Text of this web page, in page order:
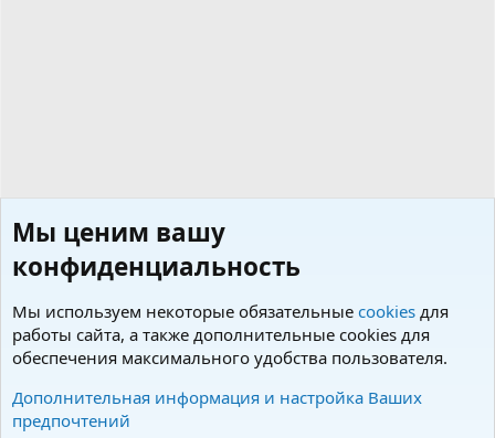
Ветеринарные вопросы и здоровье
Cookies Charm by DCom
Мы ценим вашу
конфиденциальность
Мы используем некоторые обязательные cookies для
работы сайта, а также дополнительные cookies для
обеспечения максимального удобства пользователя.
Дополнительная информация и настройка Ваших
предпочтений